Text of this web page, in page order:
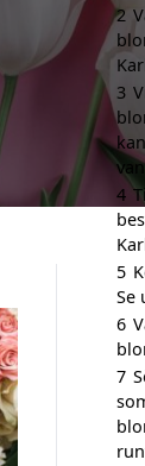
2
3
4
5
Se
6
7